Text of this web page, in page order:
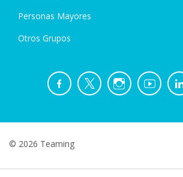
Personas Mayores
Otros Grupos
© 2026 Teaming